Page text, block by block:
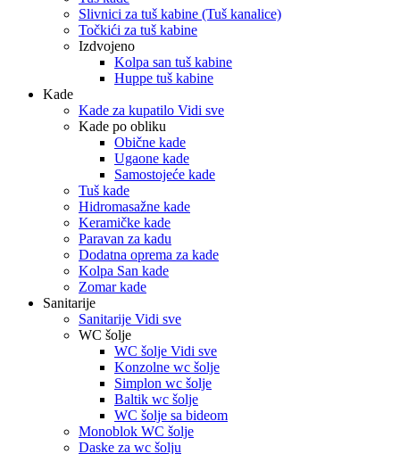
Slivnici za tuš kabine (Tuš kanalice)
Točkići za tuš kabine
Izdvojeno
Kolpa san tuš kabine
Huppe tuš kabine
Kade
Kade za kupatilo Vidi sve
Kade po obliku
Obične kade
Ugaone kade
Samostojeće kade
Tuš kade
Hidromasažne kade
Keramičke kade
Paravan za kadu
Dodatna oprema za kade
Kolpa San kade
Zomar kade
Sanitarije
Sanitarije Vidi sve
WC šolje
WC šolje Vidi sve
Konzolne wc šolje
Simplon wc šolje
Baltik wc šolje
WC šolje sa bideom
Monoblok WC šolje
Daske za wc šolju